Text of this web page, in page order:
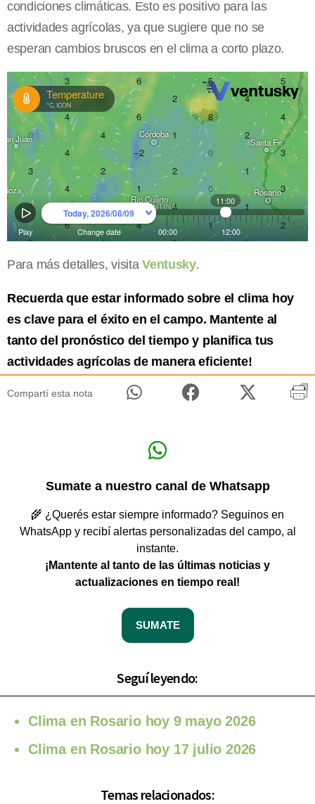
condiciones climáticas. Esto es positivo para las
actividades agrícolas, ya que sugiere que no se
esperan cambios bruscos en el clima a corto plazo.
Para más detalles, visitaVentusky.
Recuerda que estar informado sobre el clima hoy
es clave para el éxito en el campo. Mantente al
tanto del pronóstico del tiempo y planifica tus
actividades agrícolas de manera eficiente!
Compartí esta nota
Sumate a nuestro canal de Whatsapp
🌾 ¿Querés estar siempre informado? Seguinos en
WhatsApp y recibí alertas personalizadas del campo, al
instante.
¡Mantente al tanto de las últimas noticias y
actualizaciones en tiempo real!
SUMATE
Seguí leyendo:
Clima en Rosario hoy 9 mayo 2026
Clima en Rosario hoy 17 julio 2026
Temas relacionados: